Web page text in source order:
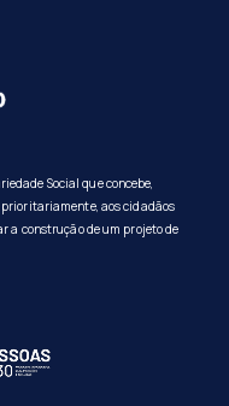
Social que concebe,
aos cidadãos
a construção de um projeto de